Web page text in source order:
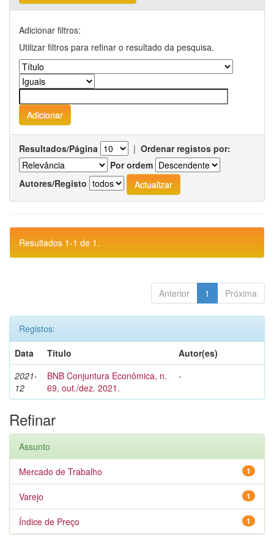
Adicionar filtros:
Utilizar filtros para refinar o resultado da pesquisa.
Resultados/Página | Ordenar registos por:
Por ordem
Autores/Registo
Resultados 1-1 de 1.
Anterior 1 Próxima
Registos:
Data
Título
Autor(es)
2021-
12
BNB Conjuntura Econômica, n.
69, out./dez. 2021.
-
Refinar
Assunto
1
Mercado de Trabalho
1
Varejo
1
Índice de Preço